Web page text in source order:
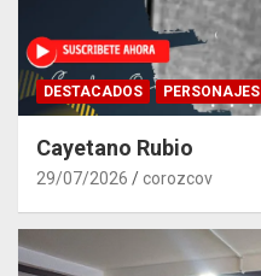
DESTACADOS PERSONAJES
Cayetano Rubio
29/07/2026 corozcov